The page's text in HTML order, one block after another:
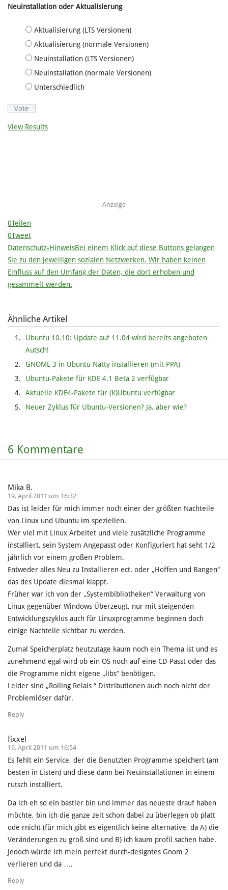
Neuinstallation oder Aktualisierung
Aktualisierung (LTS Versionen)
Aktualisierung (normale Versionen)
Neuinstallation (LTS Versionen)
Neuinstallation (normale Versionen)
Unterschiedlich
View Results
Anzeige
0Teilen
0Tweet
Datenschutz-HinweisBei einem Klick auf diese Buttons gelangen
Sie zu den jeweiligen sozialen Netzwerken. Wir haben keinen
Einfluss auf den Umfang der Daten, die dort erhoben und
gesammelt werden.
Ähnliche Artikel
Ubuntu 10.10: Update auf 11.04 wird bereits angeboten …
Autsch!
GNOME 3 in Ubuntu Natty installieren (mit PPA)
Ubuntu-Pakete für KDE 4.1 Beta 2 verfügbar
Aktuelle KDE4-Pakete für (K)Ubuntu verfügbar
Neuer Zyklus für Ubuntu-Versionen? Ja, aber wie?
6 Kommentare
Mika B.
19. April 2011 um 16:32
Das ist leider für mich immer noch einer der größten Nachteile
von Linux und Ubuntu im speziellen.
Wer viel mit Linux Arbeitet und viele zusätzliche Programme
installiert, sein System Angepasst oder Konfiguriert hat seht 1/2
jährlich vor einem großen Problem.
Entweder alles Neu zu Installieren ect. oder „Hoffen und Bangen“
das des Update diesmal klappt.
Früher war ich von der „Systembibliotheken“ Verwaltung von
Linux gegenüber Windows Überzeugt, nur mit steigenden
Entwicklungszyklus auch für Linuxprogramme beginnen doch
einige Nachteile sichtbar zu werden.
Zumal Speicherplatz heutzutage kaum noch ein Thema ist und es
zunehmend egal wird ob ein OS noch auf eine CD Passt oder das
die Programme nicht eigene „libs“ benötigen.
Leider sind „Rolling Relais “ Distributionen auch noch nicht der
Problemlöser dafür.
Reply
fixxel
19. April 2011 um 16:54
Es fehlt ein Service, der die Benutzten Programme speichert (am
besten in Listen) und diese dann bei Neuinstallationen in einem
rutsch installiert.
Da ich eh so ein bastler bin und immer das neueste drauf haben
möchte, bin ich die ganze zeit schon dabei zu überlegen ob platt
ode rnicht (für mich gibt es eigentlich keine alternative, da A) die
Veränderungen zu groß sind und B) ich kaum profil sachen habe.
Jedoch würde ich mein perfekt durch-designtes Gnom 2
verlieren und da ….
Reply